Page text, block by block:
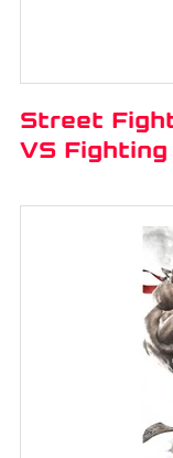
Street
VS Fighting